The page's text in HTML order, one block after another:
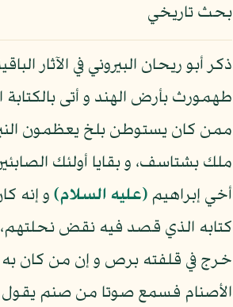
بحث تاريخي
ذكر أبو ريحان البيروني في
طهمورث بأرض الهند و أتى بالكتابة
ممن كان يستوطن بلخ يعظمون
ملك بشتاسف، و بقايا أولئك
أخي إبراهيم (عليه السلام) و إنه
كتابه الذي قصد فيه نقض نحلتهم،
خرج في قلفته برص و إن من كان
الأصنام فسمع صوتا من صنم يقول